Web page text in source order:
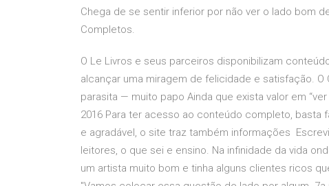
Chega de se sentir inferior por não ver o lado bom
Completos.
O Le Livros e seus parceiros disponibilizam
alcançar uma miragem de felicidade e satisfação.
parasita — muito papo Ainda que exista valor em
2016 Para ter acesso ao conteúdo completo, basta
e agradável, o site traz também informações
leitores, o que sei e ensino. Na infinidade da vida
um artista muito bom e tinha alguns clientes ricos